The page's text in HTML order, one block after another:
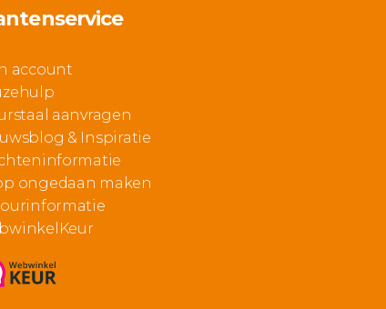
account
aanvragen
& Inspiratie
ongedaan maken